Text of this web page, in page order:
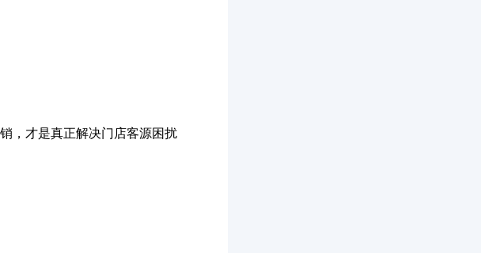
，才是真正解决门店客源困扰